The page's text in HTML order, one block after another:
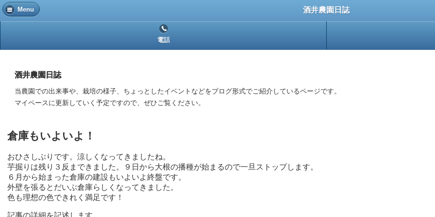
Menu 酒井農園日誌
電話
酒井農園日誌
当農園での出来事や、栽培の様子、ちょっとしたイベントなどをブログ形式でご紹介しているページです。
マイペースに更新していく予定ですので、ぜひご覧ください。
倉庫もいよいよ！
おひさしぶりです。涼しくなってきましたね。
芋掘りは残り３反まできました。９日から大根の播種が始まるので一旦ストップします。
６月から始まった倉庫の建設もいよいよ終盤です。
外壁を張るとだいぶ倉庫らしくなってきました。
色も理想の色できれく満足です！